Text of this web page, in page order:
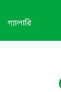
গ্যালারি